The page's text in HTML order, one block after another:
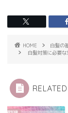
HOME
白髪の
白髪対策に必要